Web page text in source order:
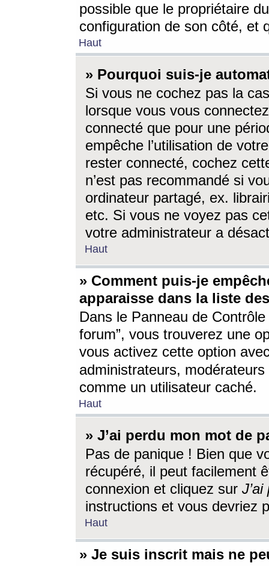
possible que le propriétaire
configuration de son côté, et
Haut
» Pourquoi suis-je
Si vous ne cochez pas la
lorsque vous vous
connecté que pour une
empêche l’utilisation de
rester connecté, cochez
n’est pas recommandé si
ordinateur partagé, ex.
etc. Si vous ne voyez pas
votre administrateur a
Haut
» Comment puis-je
apparaisse dans la liste
Dans le Panneau de
forum”, vous trouverez une
vous activez cette option
administrateurs,
comme un utilisateur caché.
Haut
» J’ai perdu mon mot de
Pas de panique ! Bien que
récupéré, il peut facilement
connexion et cliquez sur
instructions et vous devriez
Haut
» Je suis inscrit mais ne